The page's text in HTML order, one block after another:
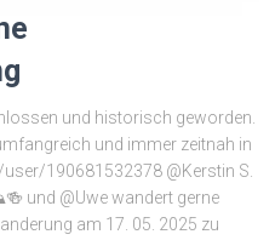
und historisch geworden.
und immer zeitnah in
190681532378 @Kerstin S.
und @Uwe wandert gerne
am 17. 05. 2025 zu